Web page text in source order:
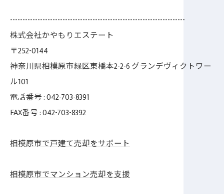
----------------------------------------------------------------------
株式会社かやもりエステート
〒252-0144
神奈川県相模原市緑区東橋本2-2-6 グランデヴィクトワー
ル101
電話番号 : 042-703-8391
FAX番号 : 042-703-8392
相模原市で戸建て売却をサポート
相模原市でマンション売却を支援